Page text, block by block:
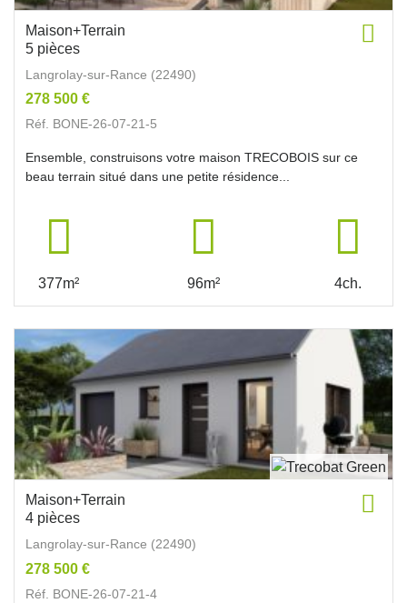
Maison+Terrain
5 pièces
Langrolay-sur-Rance (22490)
278 500 €
Réf. BONE-26-07-21-5
Ensemble, construisons votre maison TRECOBOIS sur ce
beau terrain situé dans une petite résidence...
377m² 96m² 4ch.
Maison+Terrain
4 pièces
Langrolay-sur-Rance (22490)
278 500 €
Réf. BONE-26-07-21-4